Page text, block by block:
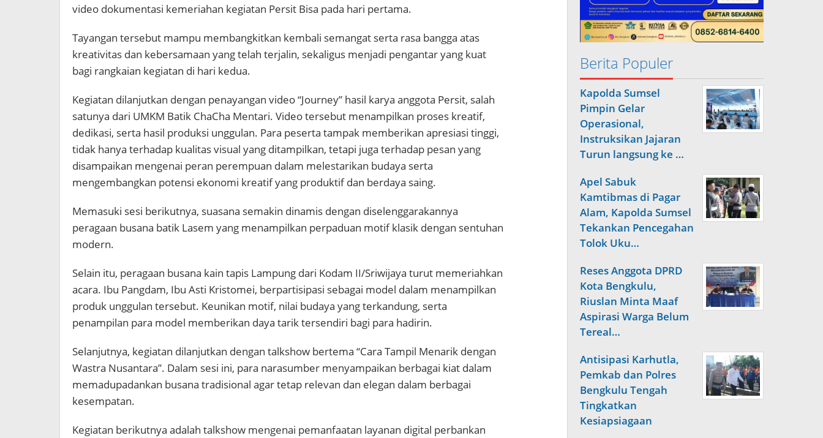
video dokumentasi kemeriahan kegiatan Persit Bisa pada hari pertama.
Tayangan tersebut mampu membangkitkan kembali semangat serta rasa bangga atas
kreativitas dan kebersamaan yang telah terjalin, sekaligus menjadi pengantar yang kuat
bagi rangkaian kegiatan di hari kedua.
Kegiatan dilanjutkan dengan penayangan video “Journey” hasil karya anggota Persit, salah
satunya dari UMKM Batik ChaCha Mentari. Video tersebut menampilkan proses kreatif,
dedikasi, serta hasil produksi unggulan. Para peserta tampak memberikan apresiasi tinggi,
tidak hanya terhadap kualitas visual yang ditampilkan, tetapi juga terhadap pesan yang
disampaikan mengenai peran perempuan dalam melestarikan budaya serta
mengembangkan potensi ekonomi kreatif yang produktif dan berdaya saing.
Memasuki sesi berikutnya, suasana semakin dinamis dengan diselenggarakannya
peragaan busana batik Lasem yang menampilkan perpaduan motif klasik dengan sentuhan
modern.
Selain itu, peragaan busana kain tapis Lampung dari Kodam II/Sriwijaya turut memeriahkan
acara. Ibu Pangdam, Ibu Asti Kristomei, berpartisipasi sebagai model dalam menampilkan
produk unggulan tersebut. Keunikan motif, nilai budaya yang terkandung, serta
penampilan para model memberikan daya tarik tersendiri bagi para hadirin.
Selanjutnya, kegiatan dilanjutkan dengan talkshow bertema “Cara Tampil Menarik dengan
Wastra Nusantara”. Dalam sesi ini, para narasumber menyampaikan berbagai kiat dalam
memadupadankan busana tradisional agar tetap relevan dan elegan dalam berbagai
kesempatan.
Kegiatan berikutnya adalah talkshow mengenai pemanfaatan layanan digital perbankan
Berita Populer
Kapolda Sumsel
Pimpin Gelar
Operasional,
Instruksikan Jajaran
Turun langsung ke …
Apel Sabuk
Kamtibmas di Pagar
Alam, Kapolda Sumsel
Tekankan Pencegahan
Tolok Uku…
Reses Anggota DPRD
Kota Bengkulu,
Riuslan Minta Maaf
Aspirasi Warga Belum
Tereal…
Antisipasi Karhutla,
Pemkab dan Polres
Bengkulu Tengah
Tingkatkan
Kesiapsiagaan